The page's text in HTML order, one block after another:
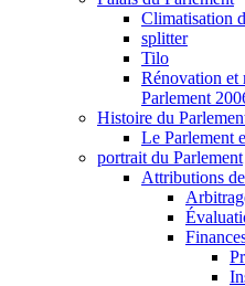
Climatisation
splitter
Tilo
Rénovation et
Parlement
Histoire du
Le Parlement
portrait du Parlement
Attributions de